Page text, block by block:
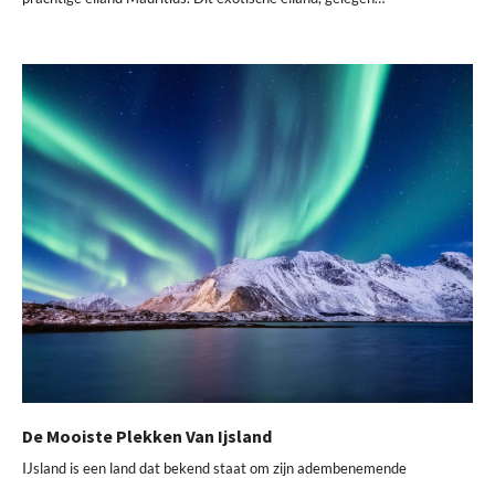
De Mooiste Plekken Van Ijsland
IJsland is een land dat bekend staat om zijn adembenemende